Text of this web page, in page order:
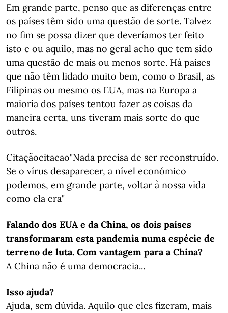
Em grande parte, penso que as diferenças entre
os países têm sido uma questão de sorte. Talvez
no fim se possa dizer que deveríamos ter feito
isto e ou aquilo, mas no geral acho que tem sido
uma questão de mais ou menos sorte. Há países
que não têm lidado muito bem, como o Brasil, as
Filipinas ou mesmo os EUA, mas na Europa a
maioria dos países tentou fazer as coisas da
maneira certa, uns tiveram mais sorte do que
outros.
Citaçãocitacao"Nada precisa de ser reconstruído.
Se o vírus desaparecer, a nível económico
podemos, em grande parte, voltar à nossa vida
como ela era"
Falando dos EUA e da China, os dois países
transformaram esta pandemia numa espécie de
terreno de luta. Com vantagem para a China?
A China não é uma democracia...
Isso ajuda?
Ajuda, sem dúvida. Aquilo que eles fizeram, mais